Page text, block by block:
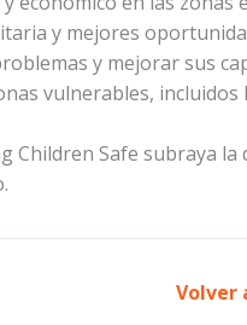
y mejores
y mejorar sus
vulnerables, incluidos
Safe subraya
Volver